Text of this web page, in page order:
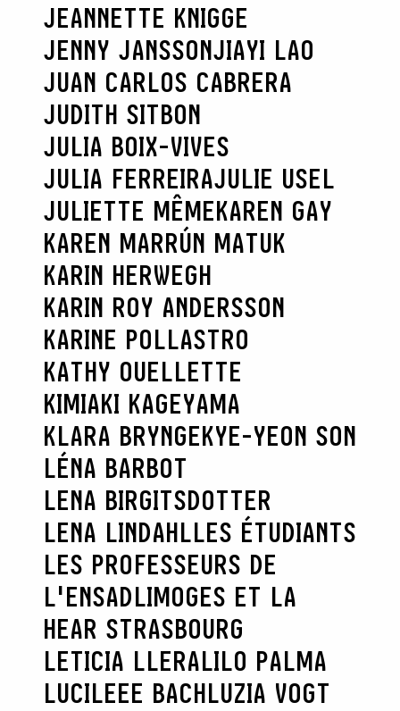
JEANNETTE KNIGGE
JENNY JANSSONJIAYI LAO
JUAN CARLOS CABRERA
JUDITH SITBON
JULIA BOIX-VIVES
JULIA FERREIRAJULIE USEL
JULIETTE MÊMEKAREN GAY
KAREN MARRÚN MATUK
KARIN HERWEGH
KARIN ROY ANDERSSON
KARINE POLLASTRO
KATHY OUELLETTE
KIMIAKI KAGEYAMA
KLARA BRYNGEKYE-YEON SON
LÉNA BARBOT
LENA BIRGITSDOTTER
LENA LINDAHLLES ÉTUDIANTS
LES PROFESSEURS DE
L'ENSADLIMOGES ET LA
HEAR STRASBOURG
LETICIA LLERALILO PALMA
LUCILEEE BACHLUZIA VOGT
RECHERCHER